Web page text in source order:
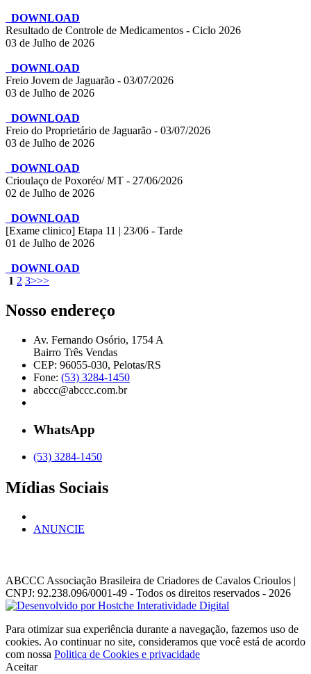
DOWNLOAD
Resultado de Controle de Medicamentos - Ciclo 2026
03 de Julho de 2026
DOWNLOAD
Freio Jovem de Jaguarão - 03/07/2026
03 de Julho de 2026
DOWNLOAD
Freio do Proprietário de Jaguarão - 03/07/2026
03 de Julho de 2026
DOWNLOAD
Crioulaço de Poxoréo/ MT - 27/06/2026
02 de Julho de 2026
DOWNLOAD
[Exame clinico] Etapa 11 | 23/06 - Tarde
01 de Julho de 2026
DOWNLOAD
1 2 3>>>
Nosso endereço
Av. Fernando Osório, 1754 A
Bairro Três Vendas
CEP: 96055-030, Pelotas/RS
Fone: (53) 3284-1450
abccc@abccc.com.br
WhatsApp
(53) 3284-1450
Mídias Sociais
ANUNCIE
ABCCC Associação Brasileira de Criadores de Cavalos Crioulos |
CNPJ: 92.238.096/0001-49 - Todos os direitos reservados - 2026
Para otimizar sua experiência durante a navegação, fazemos uso de
cookies. Ao continuar no site, consideramos que você está de acordo
com nossa Politica de Cookies e privacidade
Aceitar